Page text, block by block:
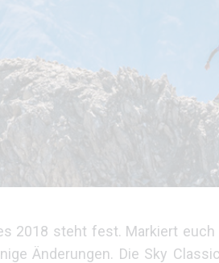
2018 steht fest. Markiert
Änderungen. Die Sky